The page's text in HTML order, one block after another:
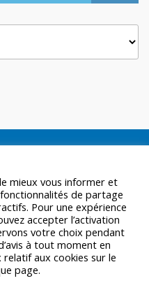
mieux vous informer et
de partage
Pour une expérience
accepter l’activation
votre choix pendant
à tout moment en
aux cookies sur le
page.